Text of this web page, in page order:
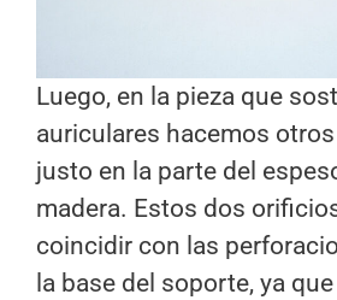
Luego, en la pieza que
auriculares hacemos
justo en la parte del
madera. Estos dos
coincidir con las
la base del soporte, ya